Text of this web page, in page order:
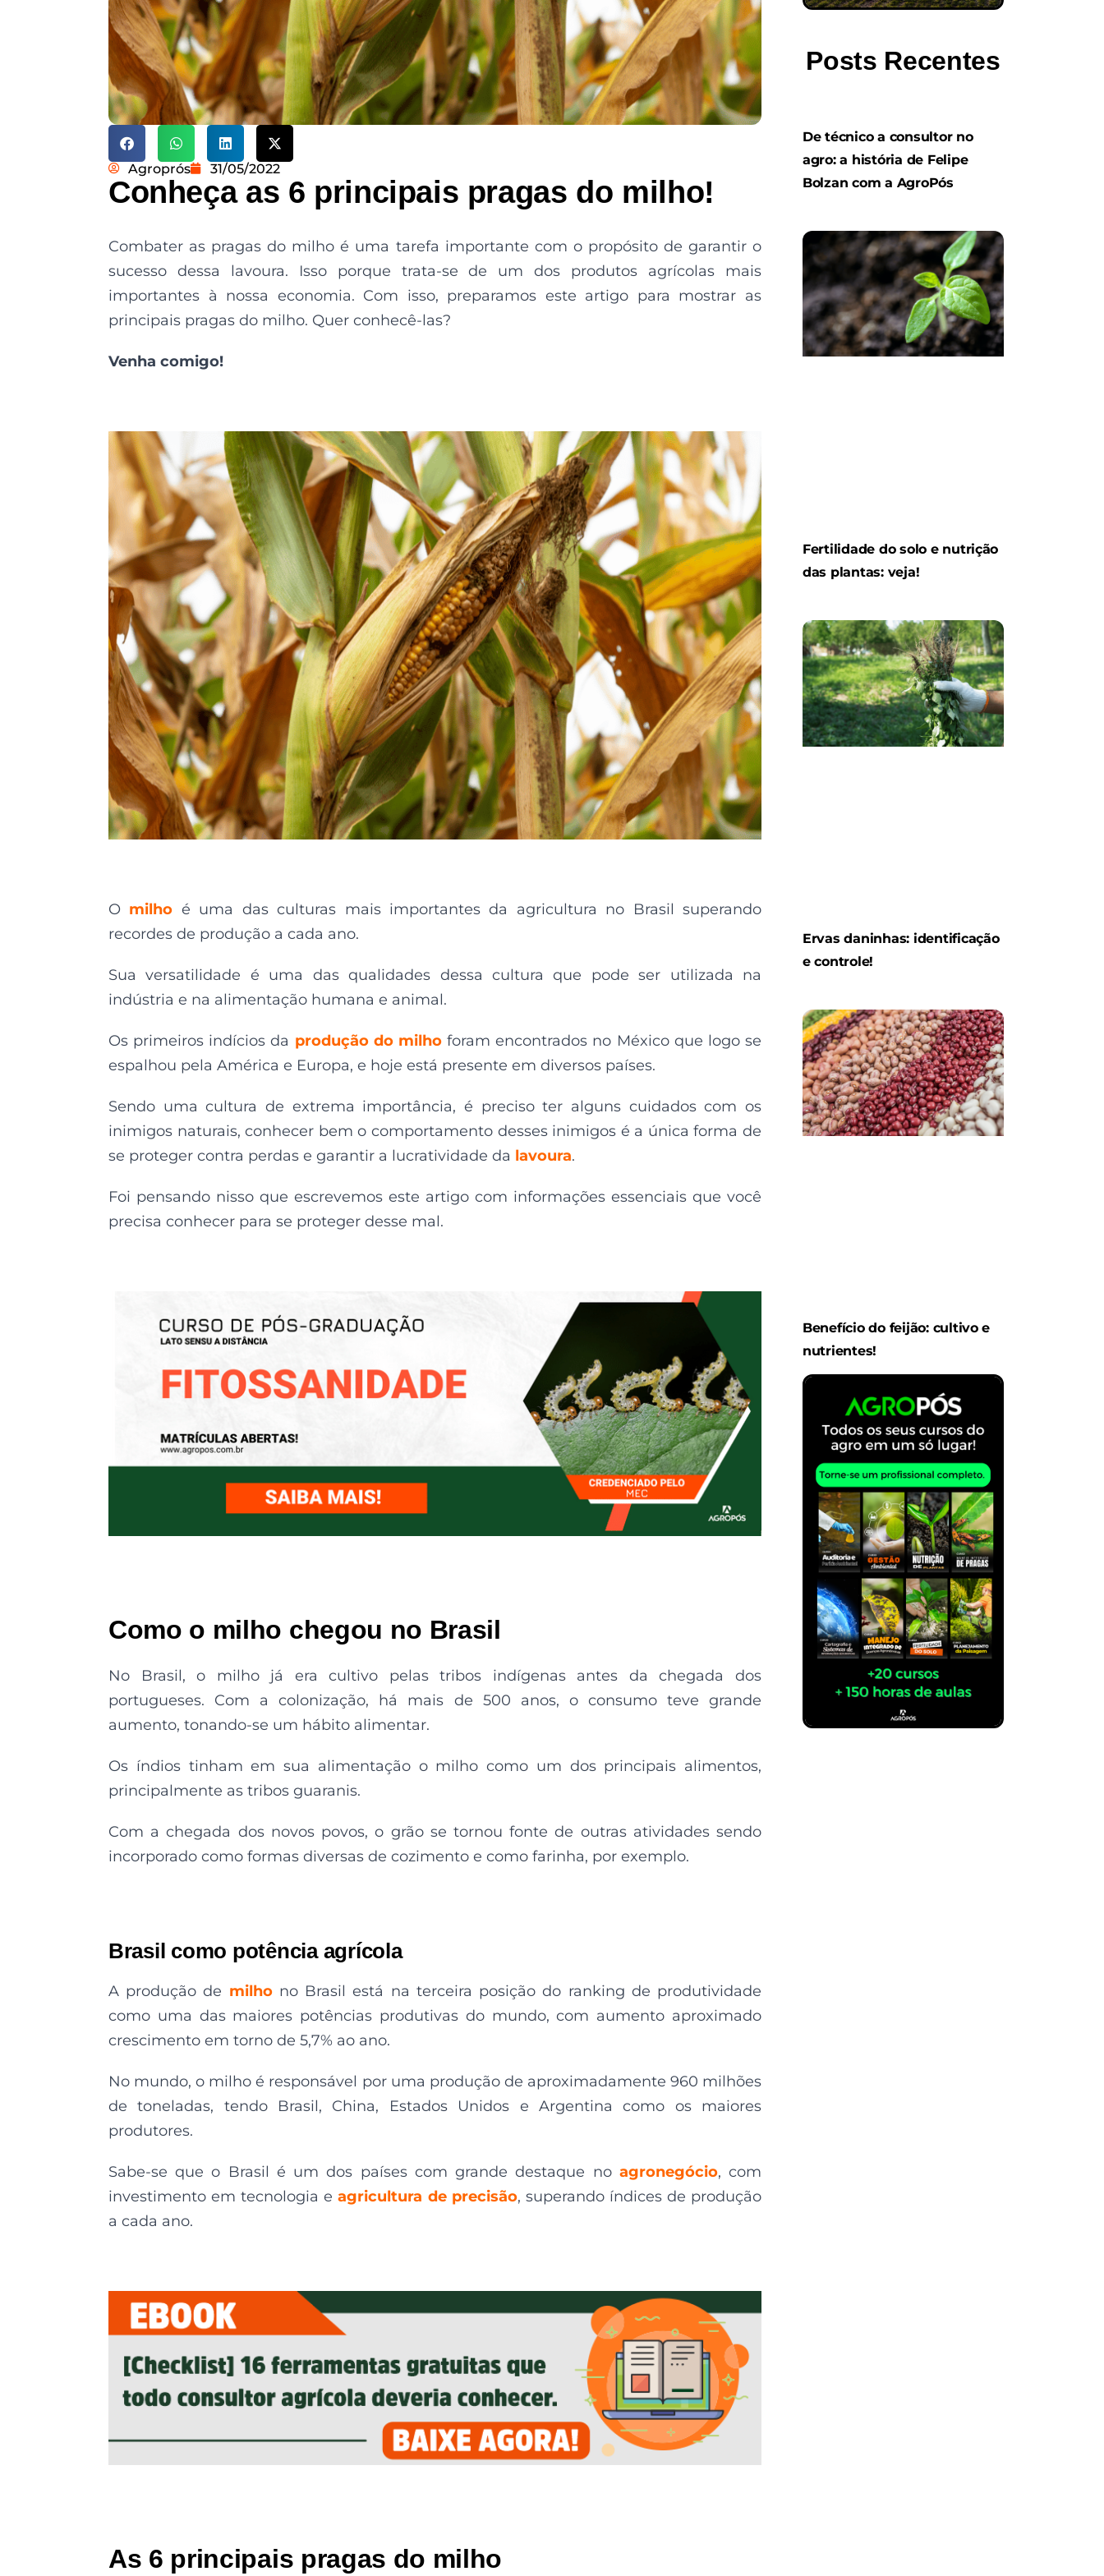
Agroprós 31/05/2022
Conheça as 6 principais pragas do milho!
Combater as pragas do milho é uma tarefa importante com o propósito de garantir o
sucesso dessa lavoura. Isso porque trata-se de um dos produtos agrícolas mais
importantes à nossa economia. Com isso, preparamos este artigo para mostrar as
principais pragas do milho. Quer conhecê-las?
Venha comigo!
O milho é uma das culturas mais importantes da agricultura no Brasil superando
recordes de produção a cada ano.
Sua versatilidade é uma das qualidades dessa cultura que pode ser utilizada na
indústria e na alimentação humana e animal.
Os primeiros indícios da produção do milhoforam encontrados no México que logo se
espalhou pela América e Europa, e hoje está presente em diversos países.
Sendo uma cultura de extrema importância, é preciso ter alguns cuidados com os
inimigos naturais, conhecer bem o comportamento desses inimigos é a única forma de
se proteger contra perdas e garantir a lucratividade da lavoura.
Foi pensando nisso que escrevemos este artigo com informações essenciais que você
precisa conhecer para se proteger desse mal.
Como o milho chegou no Brasil
No Brasil, o milho já era cultivo pelas tribos indígenas antes da chegada dos
portugueses. Com a colonização, há mais de 500 anos, o consumo teve grande
aumento, tonando-se um hábito alimentar.
Os índios tinham em sua alimentação o milho como um dos principais alimentos,
principalmente as tribos guaranis.
Com a chegada dos novos povos, o grão se tornou fonte de outras atividades sendo
incorporado como formas diversas de cozimento e como farinha, por exemplo.
Brasil como potência agrícola
A produção de milho no Brasil está na terceira posição do ranking de produtividade
como uma das maiores potências produtivas do mundo, com aumento aproximado
crescimento em torno de 5,7% ao ano.
No mundo, o milho é responsável por uma produção de aproximadamente 960 milhões
de toneladas, tendo Brasil, China, Estados Unidos e Argentina como os maiores
produtores.
Sabe-se que o Brasil é um dos países com grande destaque no agronegócio, com
investimento em tecnologia eagricultura de precisão, superando índices de produção
a cada ano.
As 6 principais pragas do milho
Posts Recentes
De técnico a consultor no
agro: a história de Felipe
Bolzan com a AgroPós
Fertilidade do solo e nutrição
das plantas: veja!
Ervas daninhas: identificação
e controle!
Benefício do feijão: cultivo e
nutrientes!